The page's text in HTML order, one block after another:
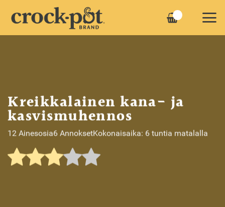
Kreikkalainen kana- ja
kasvismuhennos
12 Ainesosia6 AnnoksetKokonaisaika: 6 tuntia matalalla